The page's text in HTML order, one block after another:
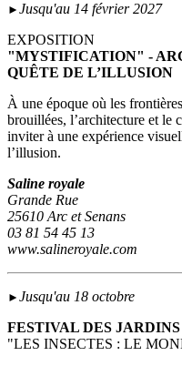
► Jusqu'au 14 février 2027
EXPOSITION
"MYSTIFICATION" -
QUÊTE DE L’ILLUSION
À une époque où les
brouillées, l’architecture et le
inviter à une expérience
l’illusion.
Saline royale
Grande Rue
25610 Arc et Senans
03 81 54 45 13
www.salineroyale.com
► Jusqu'au 18 octobre
FESTIVAL DES JARDINS
"LES INSECTES : LE